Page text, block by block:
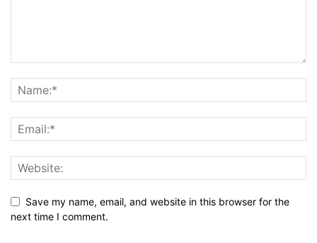
Save my name, email, and website in this browser for the
next time I comment.